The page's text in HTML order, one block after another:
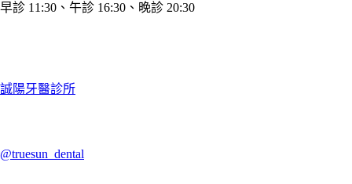
早診 11:30、午診 16:30、晚診 20:30
誠陽牙醫診所
@truesun_dental